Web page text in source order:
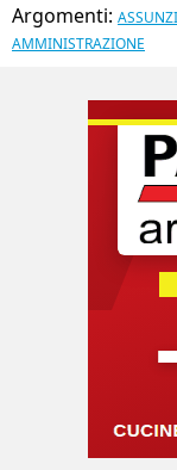
Argomenti:
AMMINISTRAZIONE